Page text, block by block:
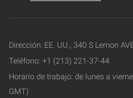
Dirección: EE. UU., 340 S Lemon
Teléfono: +1 (213) 221-37-44
Horario de trabajo: de lunes a
GMT)